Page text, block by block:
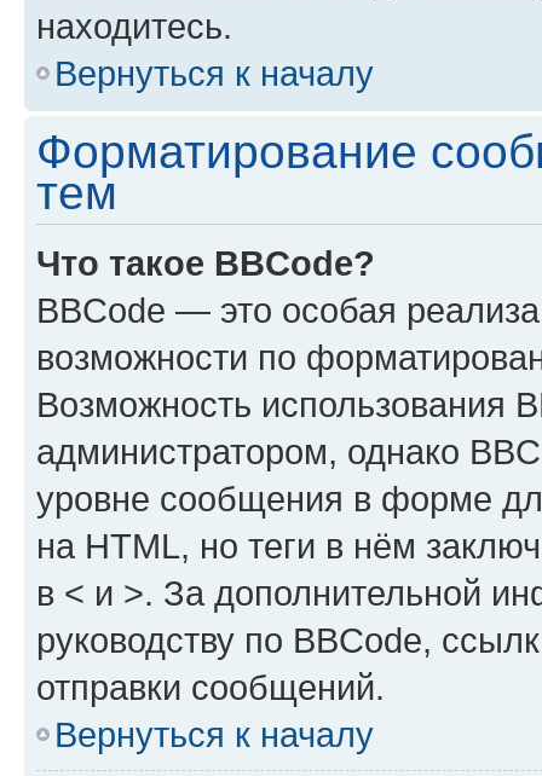
находитесь.
Вернуться к началу
Форматирование
тем
Что такое BBCode?
BBCode — это особая
возможности по
Возможность использования
администратором, однако
уровне сообщения в форме
на HTML, но теги в нём
в < и >. За дополнительной
руководству по BBCode,
отправки сообщений.
Вернуться к началу